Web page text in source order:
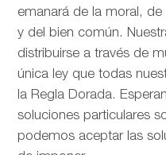
emanará de la moral,
y del bien común.
distribuirse a través de
única ley que todas
la Regla Dorada.
soluciones particulares
podemos aceptar las